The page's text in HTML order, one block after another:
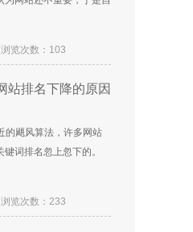
览次数：103
站排名下降的原因
的飓风算法，许多网站
词排名忽上忽下的。
览次数：233